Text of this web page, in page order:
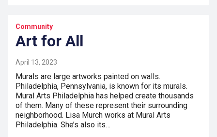
Community
Art for All
April 13, 2023
Murals are large artworks painted on walls.
Philadelphia, Pennsylvania, is known for its murals.
Mural Arts Philadelphia has helped create thousands
of them. Many of these represent their surrounding
neighborhood. Lisa Murch works at Mural Arts
Philadelphia. She’s also its…